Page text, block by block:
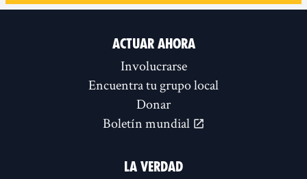
ACTUAR AHORA
Involucrarse
Encuentra tu grupo local
Donar
Boletín mundial
LA VERDAD